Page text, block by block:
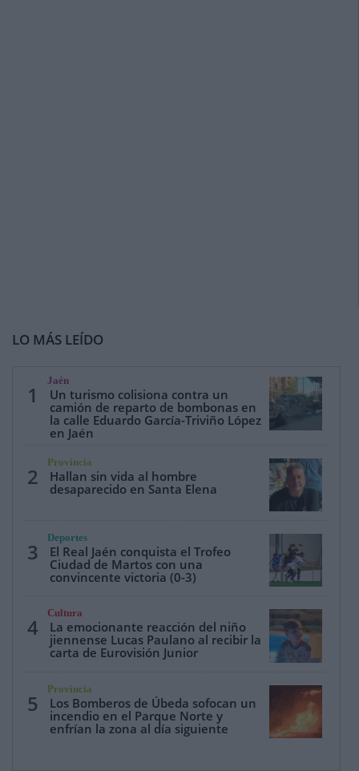
LO MÁS LEÍDO
1
Jaén
Un turismo colisiona contra un
camión de reparto de bombonas en
la calle Eduardo García-Triviño López
en Jaén
2
Provincia
Hallan sin vida al hombre
desaparecido en Santa Elena
3
Deportes
El Real Jaén conquista el Trofeo
Ciudad de Martos con una
convincente victoria (0-3)
4
Cultura
La emocionante reacción del niño
jiennense Lucas Paulano al recibir la
carta de Eurovisión Junior
5
Provincia
Los Bomberos de Úbeda sofocan un
incendio en el Parque Norte y
enfrían la zona al día siguiente